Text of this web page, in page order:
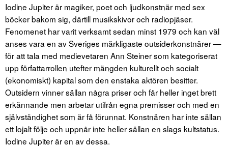
Iodine Jupiter är magiker, poet och ljudkonstnär med sex
böcker bakom sig, därtill musikskivor och radiopjäser.
Fenomenet har varit verksamt sedan minst 1979 och kan väl
anses vara en av Sveriges märkligaste outsiderkonstnärer —
för att tala med medievetaren Ann Steiner som kategoriserat
upp författarrollen utefter mängden kulturellt och socialt
(ekonomiskt) kapital som den enstaka aktören besitter.
Outsidern vinner sällan några priser och får heller inget brett
erkännande men arbetar utifrån egna premisser och med en
självständighet som är få förunnat. Konstnären har inte sällan
ett lojalt följe och uppnår inte heller sällan en slags kultstatus.
Iodine Jupiter är en av dessa.